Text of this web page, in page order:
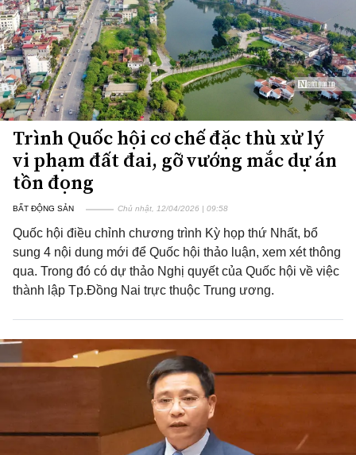
Trình Quốc hội cơ chế đặc thù xử lý
vi phạm đất đai, gỡ vướng mắc dự án
tồn đọng
BẤT ĐỘNG SẢN Chủ nhật, 12/04/2026 | 09:58
Quốc hội điều chỉnh chương trình Kỳ họp thứ Nhất, bổ
sung 4 nội dung mới để Quốc hội thảo luận, xem xét thông
qua. Trong đó có dự thảo Nghị quyết của Quốc hội về việc
thành lập Tp.Đồng Nai trực thuộc Trung ương.